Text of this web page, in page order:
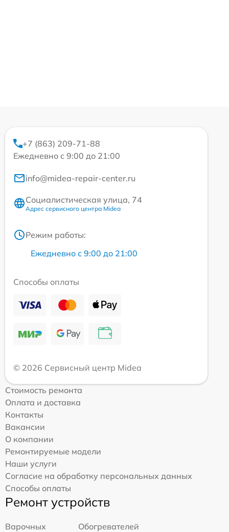
+7 (863) 209-71-88
Ежедневно с 9:00 до 21:00
info@midea-repair-center.ru
Социалистическая улица, 74
Адрес сервисного центра Midea
Режим работы:
Ежедневно с 9:00 до 21:00
Способы оплаты
© 2026 Сервисный центр Midea
Стоимость ремонта
Оплата и доставка
Контакты
Вакансии
О компании
Ремонтируемые модели
Наши услуги
Согласие на обработку персональных данных
Способы оплаты
Ремонт устройств
Варочных
Обогревателей